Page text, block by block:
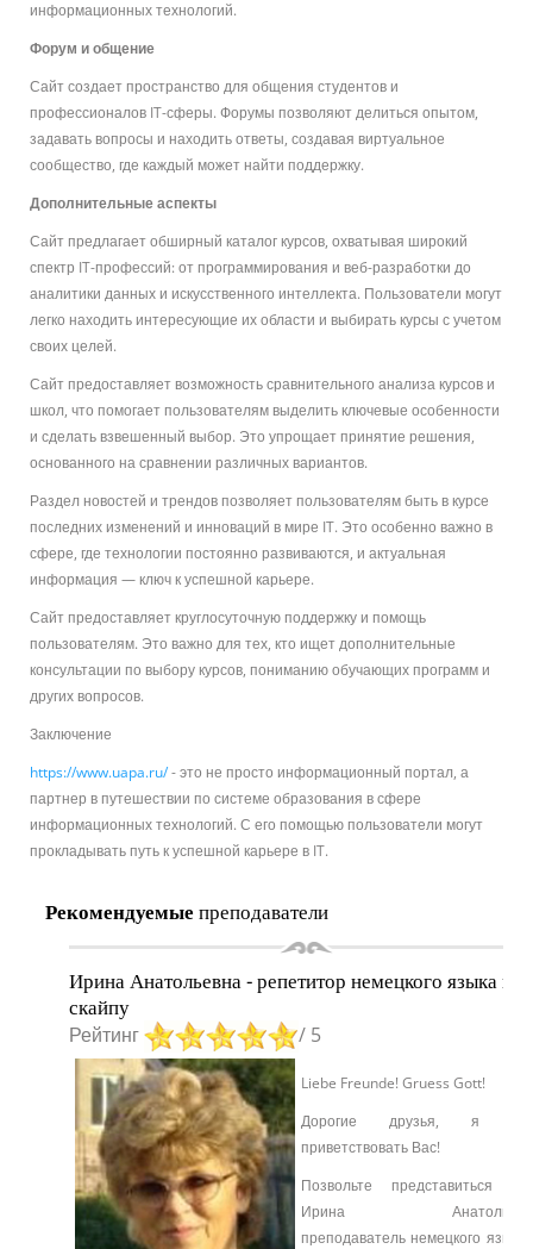
информационных технологий.
Форум и общение
Сайт создает пространство для общения студентов и
профессионалов IT-сферы. Форумы позволяют делиться опытом,
задавать вопросы и находить ответы, создавая виртуальное
сообщество, где каждый может найти поддержку.
Дополнительные аспекты
Сайт предлагает обширный каталог курсов, охватывая широкий
спектр IT-профессий: от программирования и веб-разработки до
аналитики данных и искусственного интеллекта. Пользователи могут
легко находить интересующие их области и выбирать курсы с учетом
своих целей.
Сайт предоставляет возможность сравнительного анализа курсов и
школ, что помогает пользователям выделить ключевые особенности
и сделать взвешенный выбор. Это упрощает принятие решения,
основанного на сравнении различных вариантов.
Раздел новостей и трендов позволяет пользователям быть в курсе
последних изменений и инноваций в мире IT. Это особенно важно в
сфере, где технологии постоянно развиваются, и актуальная
информация — ключ к успешной карьере.
Сайт предоставляет круглосуточную поддержку и помощь
пользователям. Это важно для тех, кто ищет дополнительные
консультации по выбору курсов, пониманию обучающих программ и
других вопросов.
Заключение
https://www.uapa.ru/ - это не просто информационный портал, а
партнер в путешествии по системе образования в сфере
информационных технологий. С его помощью пользователи могут
прокладывать путь к успешной карьере в IT.
Рекомендуемые преподаватели
Ирина Анатольевна - репетитор немецкого языка по
скайпу
Рейтинг / 5
Liebe Freunde! Gruess Gott!
Дорогие друзья, я
приветствовать Вас!
Позвольте представиться
Ирина
преподаватель немецкого